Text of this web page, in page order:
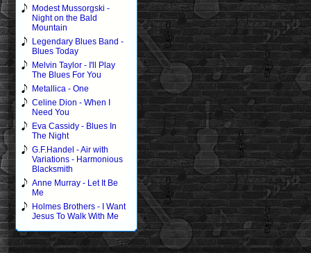
Modest Mussorgski -
Night on the Bald
Mountain
Legendary Blues Band -
Blues Today
Melvin Taylor - I'll Play
The Blues For You
Metallica - One
Celine Dion - When I
Need You
Eva Cassidy - Blues In
The Night
G.F.Handel - Air with
Variations - Harmonious
Blacksmith
Anne Murray - Let It Be
Me
Holmes Brothers - I Want
Jesus To Walk With Me